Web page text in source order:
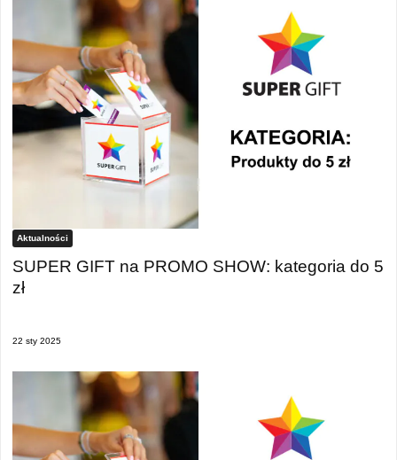
Aktualności
SUPER GIFT na PROMO SHOW: kategoria do 5
zł
22 sty 2025